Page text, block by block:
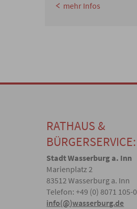
mehr Infos
RATHAUS &
BÜRGERSERVICE:
Stadt Wasserburg a. Inn
Marienplatz 2
83512 Wasserburg a. Inn
Telefon: +49 (0) 8071 105-0
info(@)wasserburg.de